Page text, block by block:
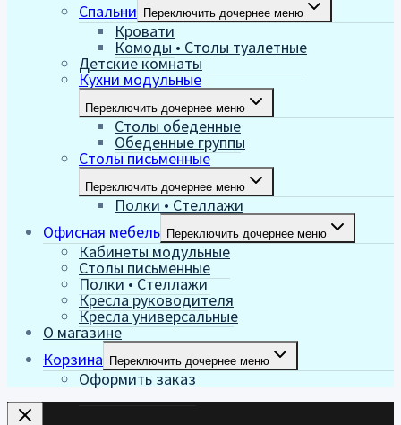
Спальни Переключить дочернее меню
Кровати
Комоды • Столы туалетные
Детские комнаты
Кухни модульные
Переключить дочернее меню
Столы обеденные
Обеденные группы
Столы письменные
Переключить дочернее меню
Полки • Стеллажи
Офисная мебель Переключить дочернее меню
Кабинеты модульные
Столы письменные
Полки • Стеллажи
Кресла руководителя
Кресла универсальные
О магазине
Корзина Переключить дочернее меню
Оформить заказ